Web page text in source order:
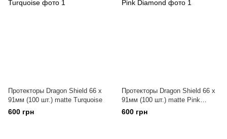
Протекторы Dragon Shield 66 x
91мм (100 шт.) matte Turquoise
600 грн
Протекторы Dragon Shield 66 x
91мм (100 шт.) matte Pink
Diamond
600 грн